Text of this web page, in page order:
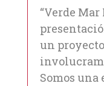
“Verde
un
Somos una